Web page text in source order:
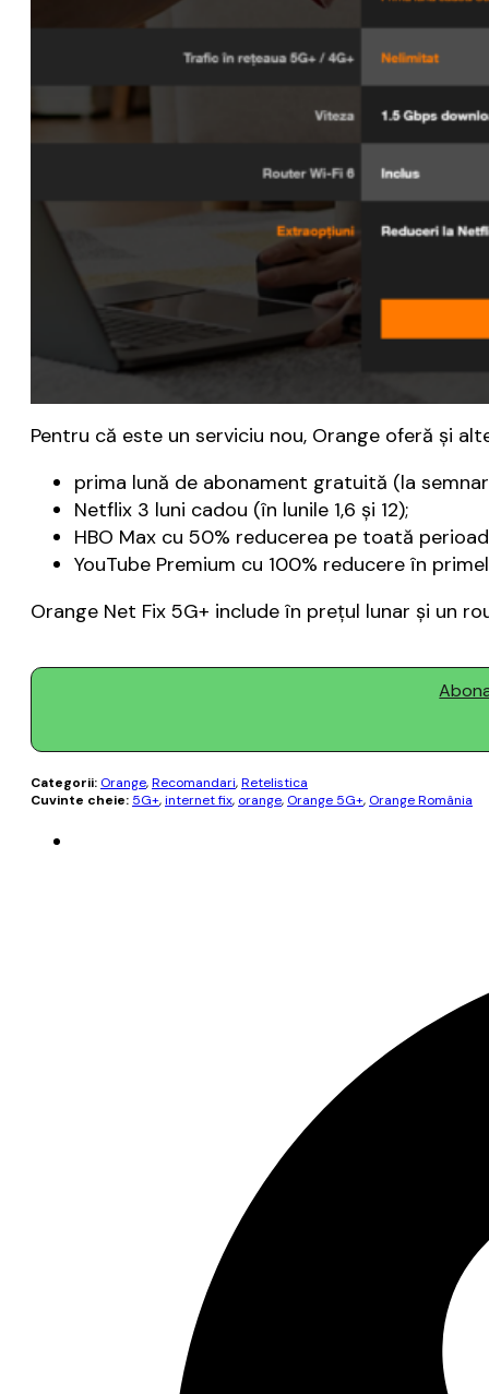
Pentru că este un serviciu nou, Orange oferă şi
prima lună de abonament gratuită (la
Netflix 3 luni cadou (în lunile 1,6 şi 12);
HBO Max cu 50% reducerea pe toată
YouTube Premium cu 100% reducere în
Orange Net Fix 5G+ include în preţul lunar şi un
Categorii: Orange,Recomandari,Retelistica
Cuvinte cheie: 5G+,internet fix, orange, Orange 5G+, Orange România